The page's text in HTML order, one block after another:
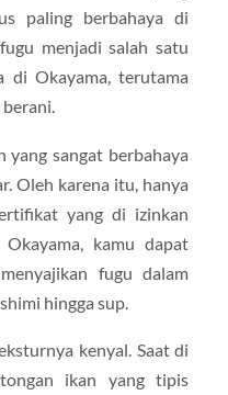
paling berbahaya di
menjadi salah satu
di Okayama, terutama
yang sangat berbahaya
Oleh karena itu, hanya
yang di izinkan
kamu dapat
fugu dalam
hingga sup.
kenyal. Saat di
ikan yang tipis